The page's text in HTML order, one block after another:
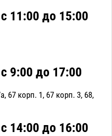
11:00 до 15:00
9:00 до 17:00
67 корп. 1, 67 корп. 3, 68,
14:00 до 16:00